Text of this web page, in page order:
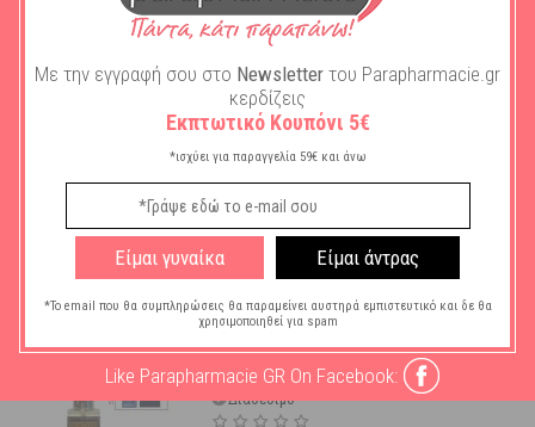
ΣΤΟ ΚΑΛΑΘΙ
Korres Ionian Blue Eau De
Toilette Ανδρικό Άρωμα 50 ml
Διαθέσιμο
35,91€
ΣΤΟ ΚΑΛΑΘΙ
Eau De Parfum Premium For
Him Smells Like Dolce Gabbana
K
Διαθέσιμο
Με την εγγραφή σου στο Newsletter του Parapharmacie.gr
κερδίζεις
Εκπτωτικό Κουπόνι 5€
*ισχύει για παραγγελία 59€ και άνω
Είμαι γυναίκα Είμαι άντρας
*Το email που θα συμπληρώσεις θα παραμείνει αυστηρά εμπιστευτικό και δε θα
χρησιμοποιηθεί για spam
Like Parapharmacie GR On Facebook: